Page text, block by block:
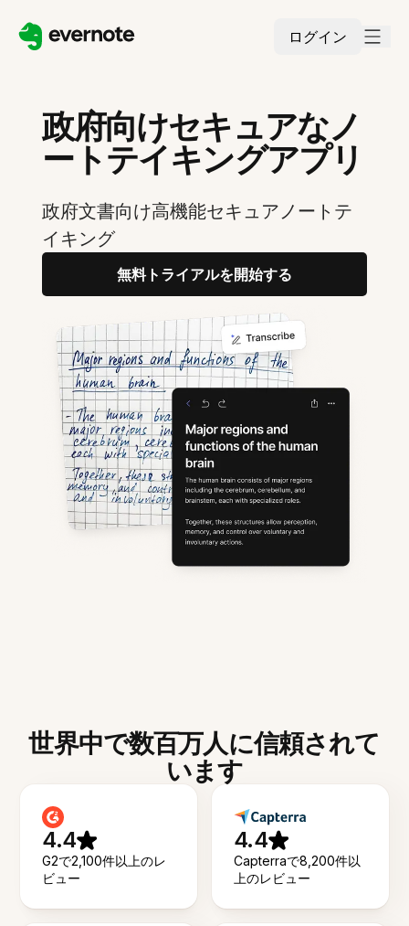
ログイン
政府向けセキュアなノ
ートテイキングアプリ
政府文書向け高機能セキュアノートテ
イキング
無料トライアルを開始する
世界中で数百万人に信頼されて
います
4.4
G2で2,100件以上のレ
ビュー
4.4
Capterraで8,200件以
上のレビュー